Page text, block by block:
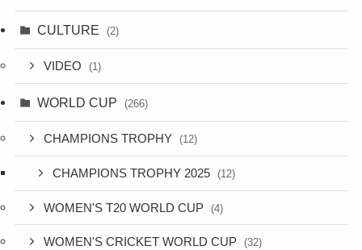
CULTURE (2)
VIDEO (1)
WORLD CUP (266)
CHAMPIONS TROPHY (12)
CHAMPIONS TROPHY 2025 (12)
WOMEN'S T20 WORLD CUP (4)
WOMEN'S CRICKET WORLD CUP (32)